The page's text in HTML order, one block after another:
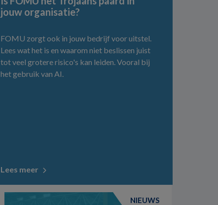
jouw organisatie?
FOMU zorgt ook in jouw bedrijf voor uitstel.
Lees wat het is en waarom niet beslissen juist
tot veel grotere risico's kan leiden. Vooral bij
het gebruik van AI.
Lees meer
NIEUWS